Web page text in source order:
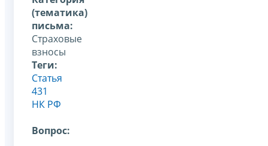
(тематика)
письма:
Страховые
взносы
Теги:
Статья
431
НК РФ
Вопрос: